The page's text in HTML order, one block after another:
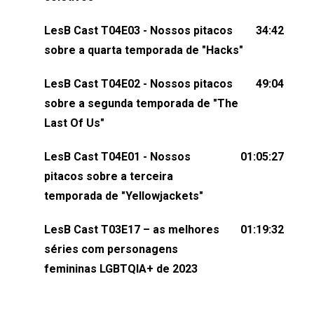
comentários, perguntas ou qualquer outra coisa,
nos envie uma mensagem pelas redes sociais ou
esqueça de visitar nosso site e também redes
sociais:Twitter: ⁠⁠⁠⁠@lesbout_br⁠⁠⁠⁠ Instagram: ⁠⁠⁠⁠@lesbout_br⁠⁠⁠⁠
(⁠⁠⁠⁠⁠⁠@KarolenPassos⁠⁠⁠⁠⁠⁠)Participação de Bruna Fentanes
(⁠⁠⁠⁠@brunarfentanes⁠⁠⁠⁠) e Pollyelly FlorêncioEdição de
Naiady Machado
LesB Cast T04E03 - Nossos pitacos
sobre a quarta temporada de "Hacks"
34:42
LesB Cast T04E02 - Nossos pitacos
sobre a segunda temporada de "The
Last Of Us"
49:04
LesB Cast T04E01 - Nossos
pitacos sobre a terceira
temporada de "Yellowjackets"
01:05:27
LesB Cast T03E17 – as melhores
séries com personagens
femininas LGBTQIA+ de 2023
01:19:32